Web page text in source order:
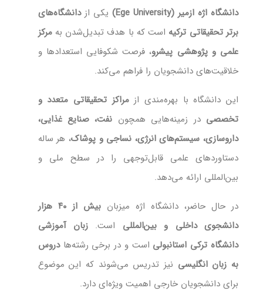
دانشگاه اژه ازمیر (Ege University) یکی ازدانشگاه‌های
برتر تحقیقاتی ترکیه است که با هدف تبدیل‌شدن بهمرکز
علمی و پژوهشی پیشرو، فرصت شکوفایی استعدادها و
خلاقیت‌های دانشجویان را فراهم می‌کند.
این دانشگاه با بهره‌مندی ازمراکز تحقیقاتی متعدد و
تخصصی در زمینه‌هایی همچون نفت، صنایع غذایی،
داروسازی، سیستم‌های انرژی، نساجی و پوشاک، هر ساله
دستاوردهای علمی قابل‌توجهی را در سطح ملی و
بین‌المللی ارائه می‌دهد.
در حال حاضر، دانشگاه اژه میزبان
بیش از ۴۰ هزار
دانشجوی داخلی و بین‌المللی است. زبان آموزشی
دانشگاه ترکی استانبولی است و در برخی رشته‌هادروس
به زبان انگلیسی نیز تدریس می‌شوند که این موضوع
برای دانشجویان خارجی اهمیت ویژه‌ای دارد.